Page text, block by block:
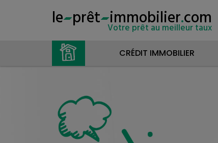
le prêt immobilier.com
Votre prêt au meilleur taux
CRÉDIT IMMOBILIER